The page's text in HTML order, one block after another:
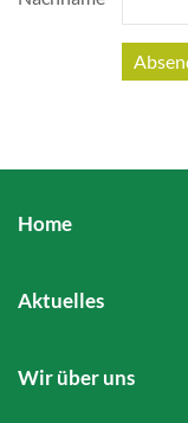
Home
Aktuelles
Wir über uns